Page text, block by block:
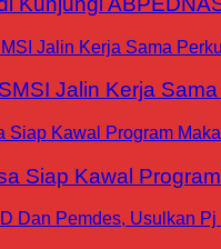
Jalin Kerja
Siap Kawal